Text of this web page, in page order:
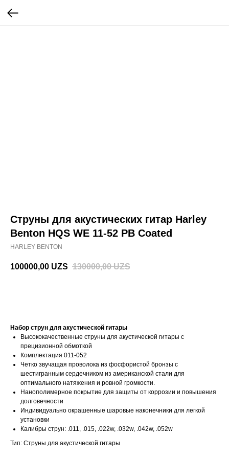
Струны для акустических гитар Harley
Benton HQS WE 11-52 PB Coated
HARLEY BENTON
100000,00 UZS 130000,00 UZS
Набор струн для акустической гитары
Высококачественные струны для акустической гитары с
прецизионной обмоткой
Комплектация 011-052
Четко звучащая проволока из фосфористой бронзы с
шестигранным сердечником из американской стали для
оптимального натяжения и ровной громкости.
Нанополимерное покрытие для защиты от коррозии и повышения
долговечности
Индивидуально окрашенные шаровые наконечники для легкой
установки
Калибры струн: .011, .015, .022w, .032w, .042w, .052w
Тип: Струны для акустической гитары